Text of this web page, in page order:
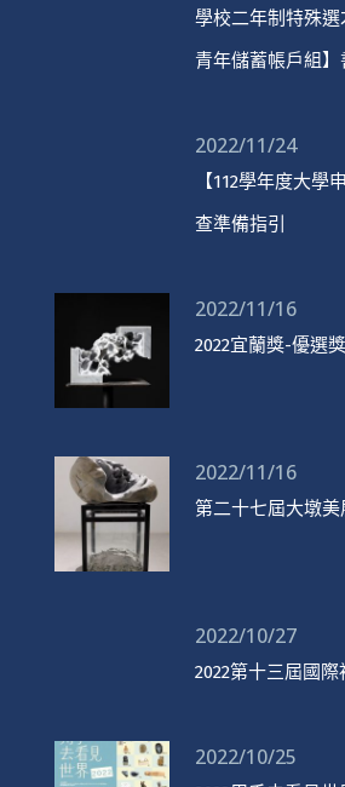
學校二年制特殊
青年儲蓄帳戶組】
2022/11/24
【112學年度大學
查準備指引
2022/11/16
2022宜蘭獎-優選獎
2022/11/16
第二十七屆大墩
2022/10/27
2022第十三屆國
2022/10/25